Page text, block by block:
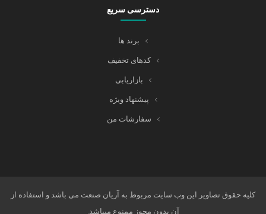
دسترسی سریع
برند ها
کدهای تخفیف
بازاریابی
پیشنهاد ویژه
سفارشات من
کلیه حقوق تصاویر این وب سایت مربوط به آریان صنعت می باشد و استفاده از
آن بدون مجوز ممنوع میباشد.